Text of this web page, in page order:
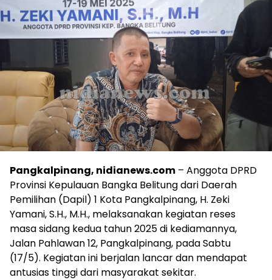
Pangkalpinang, nidianews.com – Anggota DPRD
Provinsi Kepulauan Bangka Belitung dari Daerah
Pemilihan (Dapil) 1 Kota Pangkalpinang, H. Zeki
Yamani, S.H., M.H., melaksanakan kegiatan reses
masa sidang kedua tahun 2025 di kediamannya,
Jalan Pahlawan 12, Pangkalpinang, pada Sabtu
(17/5). Kegiatan ini berjalan lancar dan mendapat
antusias tinggi dari masyarakat sekitar.